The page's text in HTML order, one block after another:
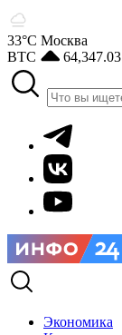
33°С Москва
BTC
64,347.03
Экономика